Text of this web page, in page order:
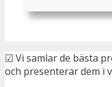
☑ Vi samlar de bästa
och presenterar dem i